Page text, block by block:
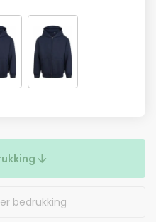
bedrukking